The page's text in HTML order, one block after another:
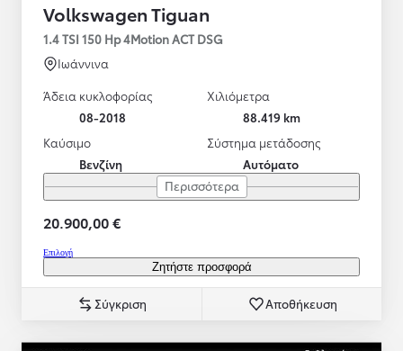
Volkswagen Tiguan
1.4 TSI 150 Hp 4Motion ACT DSG
Ιωάννινα
Άδεια κυκλοφορίας
08-2018
Χιλιόμετρα
88.419 km
Καύσιμο
Βενζίνη
Σύστημα μετάδοσης
Αυτόματο
Περισσότερα
20.900,00 €
Επιλογή
Ζητήστε προσφορά
Σύγκριση Αποθήκευση